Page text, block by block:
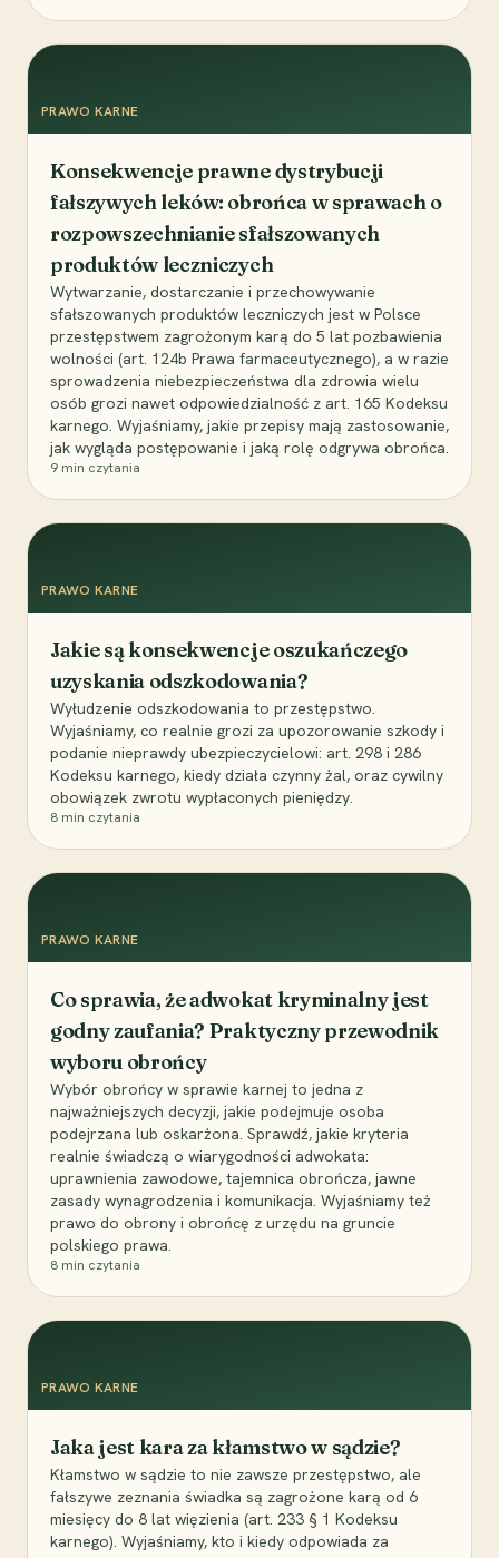
PRAWO KARNE
Konsekwencje prawne dystrybucji
fałszywych leków: obrońca w sprawach o
rozpowszechnianie sfałszowanych
produktów leczniczych
Wytwarzanie, dostarczanie i przechowywanie
sfałszowanych produktów leczniczych jest w Polsce
przestępstwem zagrożonym karą do 5 lat pozbawienia
wolności (art. 124b Prawa farmaceutycznego), a w razie
sprowadzenia niebezpieczeństwa dla zdrowia wielu
osób grozi nawet odpowiedzialność z art. 165 Kodeksu
karnego. Wyjaśniamy, jakie przepisy mają zastosowanie,
jak wygląda postępowanie i jaką rolę odgrywa obrońca.
9 min czytania
PRAWO KARNE
Jakie są konsekwencje oszukańczego
uzyskania odszkodowania?
Wyłudzenie odszkodowania to przestępstwo.
Wyjaśniamy, co realnie grozi za upozorowanie szkody i
podanie nieprawdy ubezpieczycielowi: art. 298 i 286
Kodeksu karnego, kiedy działa czynny żal, oraz cywilny
obowiązek zwrotu wypłaconych pieniędzy.
8 min czytania
PRAWO KARNE
Co sprawia, że adwokat kryminalny jest
godny zaufania? Praktyczny przewodnik
wyboru obrońcy
Wybór obrońcy w sprawie karnej to jedna z
najważniejszych decyzji, jakie podejmuje osoba
podejrzana lub oskarżona. Sprawdź, jakie kryteria
realnie świadczą o wiarygodności adwokata:
uprawnienia zawodowe, tajemnica obrończa, jawne
zasady wynagrodzenia i komunikacja. Wyjaśniamy też
prawo do obrony i obrońcę z urzędu na gruncie
polskiego prawa.
8 min czytania
PRAWO KARNE
Jaka jest kara za kłamstwo w sądzie?
Kłamstwo w sądzie to nie zawsze przestępstwo, ale
fałszywe zeznania świadka są zagrożone karą od 6
miesięcy do 8 lat więzienia (art. 233 § 1 Kodeksu
karnego). Wyjaśniamy, kto i kiedy odpowiada za